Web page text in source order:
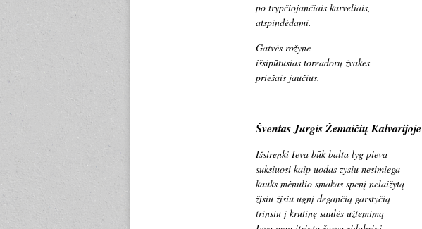
po trypčiojančiais karveliais,
atspindėdami.
Gatvės rožyne
išsipūtusias toreadorų žvakes
priešais jaučius.
Šventas Jurgis Žemaičių Kalvarijoje
Išsirenki Ieva būk balta lyg pieva
suksiuosi kaip uodas zysiu nesimiega
kauks mėnulio smakas spenį nelaižytą
žįsiu žįsiu ugnį degančią garstyčią
trinsiu į krūtinę saulės užtemimą